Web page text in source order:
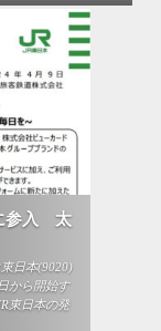
参入 太
日本(9020)
から開始す
東日本の発